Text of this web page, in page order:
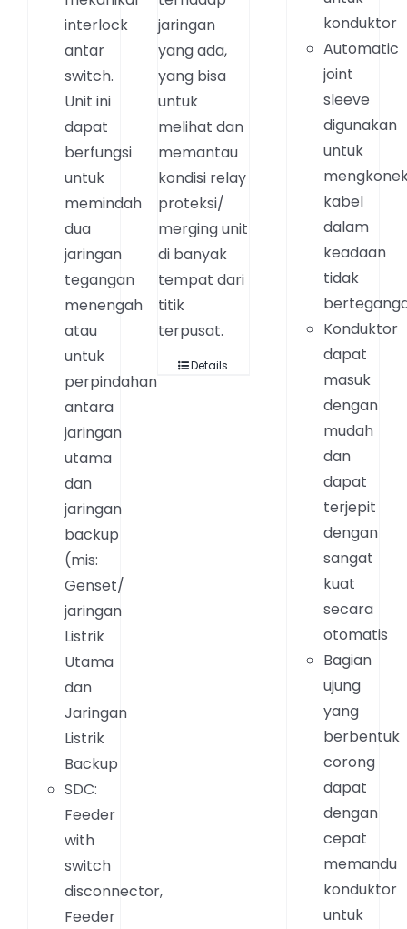
interlock
antar
switch.
Unit ini
dapat
berfungsi
untuk
memindah
dua
jaringan
tegangan
menengah
atau
untuk
perpindahan
antara
jaringan
utama
dan
jaringan
backup
(mis:
Genset/
jaringan
Listrik
Utama
dan
Jaringan
Listrik
Backup
SDC:
Feeder
with
switch
disconnector,
Feeder
jaringan
yang ada,
yang bisa
untuk
melihat dan
memantau
kondisi relay
proteksi/
merging unit
di banyak
tempat dari
titik
terpusat.
Details
konduktor
Automatic
joint
sleeve
digunakan
untuk
kabel
dalam
keadaan
tidak
Konduktor
dapat
masuk
dengan
mudah
dan
dapat
terjepit
dengan
sangat
kuat
secara
otomatis
Bagian
ujung
yang
berbentuk
corong
dapat
dengan
cepat
memandu
konduktor
untuk